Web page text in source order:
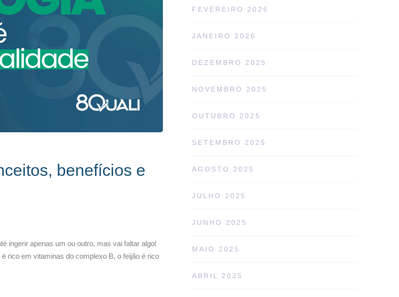
benefícios e
ingerir apenas um ou outro, mas vai faltar algo!
rico em vitaminas do complexo B, o feijão é rico
FEVEREIRO 2026
JANEIRO 2026
DEZEMBRO 2025
NOVEMBRO 2025
OUTUBRO 2025
SETEMBRO 2025
AGOSTO 2025
JULHO 2025
JUNHO 2025
MAIO 2025
ABRIL 2025